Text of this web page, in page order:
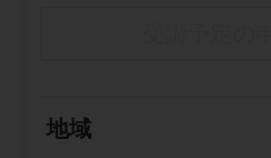
地域
メールでのお問い合わせ
一般会員